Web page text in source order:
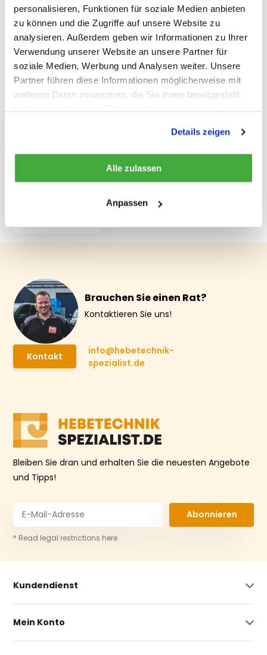
personalisieren, Funktionen für soziale Medien anbieten
zu können und die Zugriffe auf unsere Website zu
analysieren. Außerdem geben wir Informationen zu Ihrer
Verwendung unserer Website an unsere Partner für
soziale Medien, Werbung und Analysen weiter. Unsere
Partner führen diese Informationen möglicherweise mit
weiteren Daten zusammen, die Sie ihnen bereitgestellt
Details zeigen
Alle zulassen
Anpassen
Bewertungen
Teilen
Güteklasse 8
Brauchen Sie einen Rat?
Kontaktieren Sie uns!
Kontakt
info@hebetechnik-
spezialist.de
Bleiben Sie dran und erhalten Sie die neuesten Angebote
und Tipps!
Abonnieren
* Read legal restrictions here
Kundendienst
Mein Konto